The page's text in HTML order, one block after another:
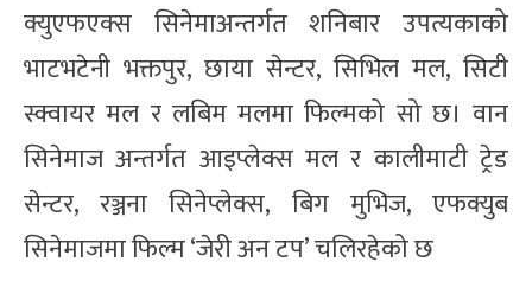
क्युएफएक्स सिनेमाअन्तर्गत शनिबार उपत्यकाको
भाटभटेनी भक्तपुर, छाया सेन्टर, सिभिल मल, सिटी
स्क्वायर मल र लबिम मलमा फिल्मको सो छ। वान
सिनेमाज अन्तर्गत आइप्लेक्स मल र कालीमाटी ट्रेड
सेन्टर, रञ्जना सिनेप्लेक्स, बिग मुभिज, एफक्युब
सिनेमाजमा फिल्म ‘जेरी अन टप’ चलिरहेको छ